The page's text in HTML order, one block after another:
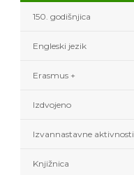
150. godišnjica
Engleski jezik
Erasmus +
Izdvojeno
Izvannastavne aktivnosti
Knjižnica